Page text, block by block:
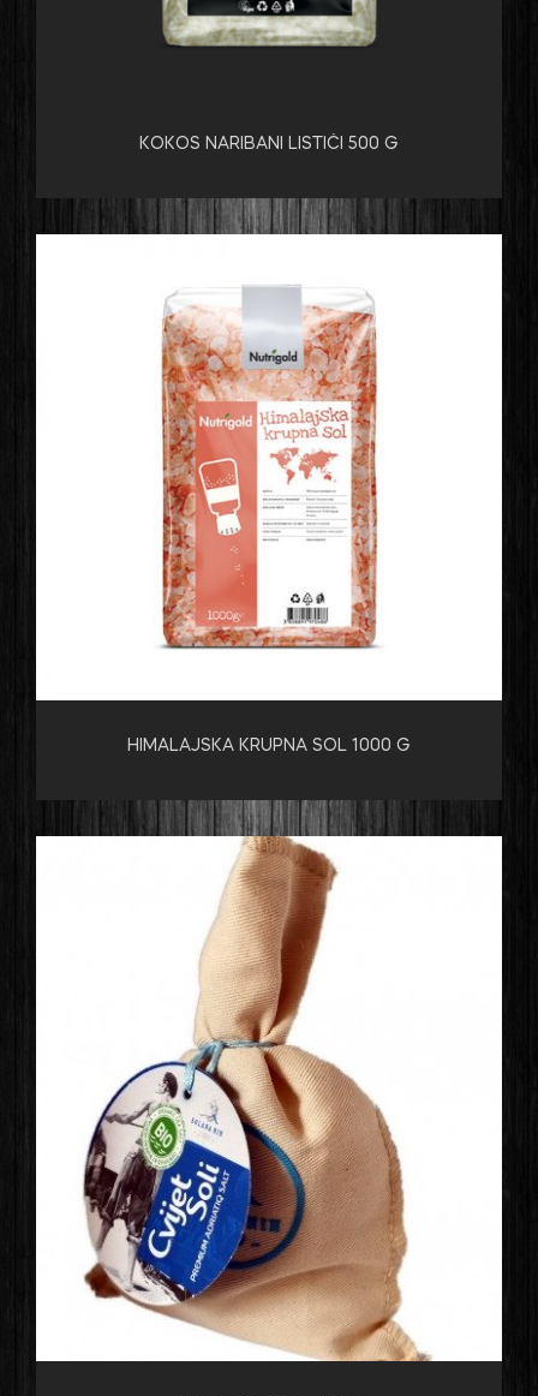
KOKOS NARIBANI LISTIĆI 500 G
HIMALAJSKA KRUPNA SOL 1000 G